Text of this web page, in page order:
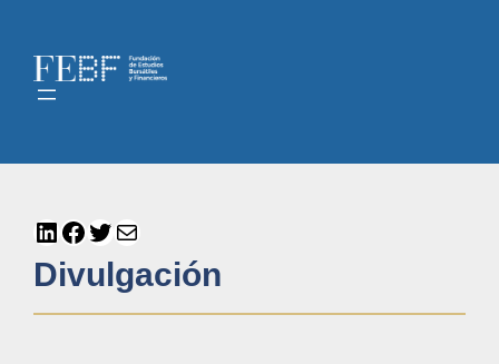
Divulgación